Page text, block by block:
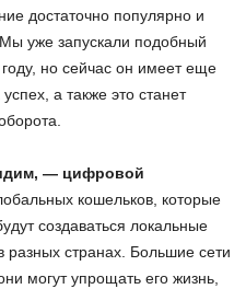
достаточно популярно и
уже запускали подобный
но сейчас он имеет еще
а также это станет
— цифровой
кошельков, которые
создаваться локальные
разных странах. Большие сети
могут упрощать его жизнь,